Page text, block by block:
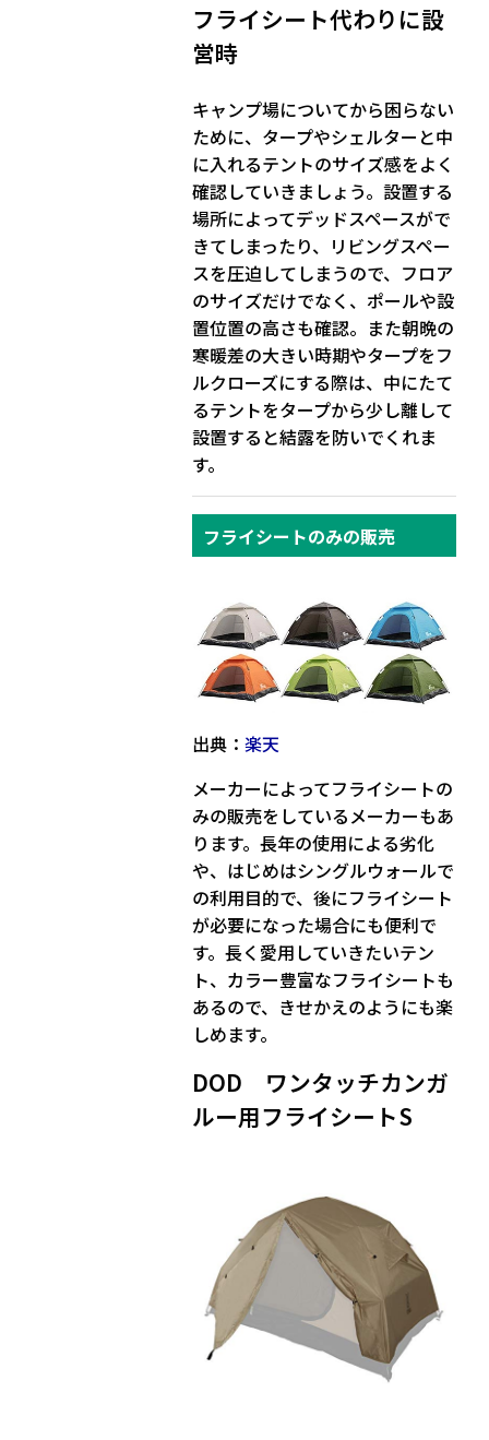
フライシート代わりに設
営時
キャンプ場についてから困らない
ために、タープやシェルターと中
に入れるテントのサイズ感をよく
確認していきましょう。設置する
場所によってデッドスペースがで
きてしまったり、リビングスペー
スを圧迫してしまうので、フロア
のサイズだけでなく、 ポールや設
置位置の高さも確認。また朝晩の
寒暖差の大きい時期やタープをフ
ルクローズにする際は、中にたて
るテントをタープから少し離して
設置すると結露を防いでくれま
す。
フライシートのみの販売
出典： 楽天
メーカーによってフライシートの
みの販売をしているメーカーもあ
ります。長年の使用による劣化
や、はじめはシングルウォールで
の利用目的で、後にフライシート
が必要になった場合にも便利で
す。長く愛用していきたいテン
ト、カラー豊富なフライシートも
あるので、きせかえのようにも楽
しめます。
DOD ワンタッチカンガ
ルー用フライシートS